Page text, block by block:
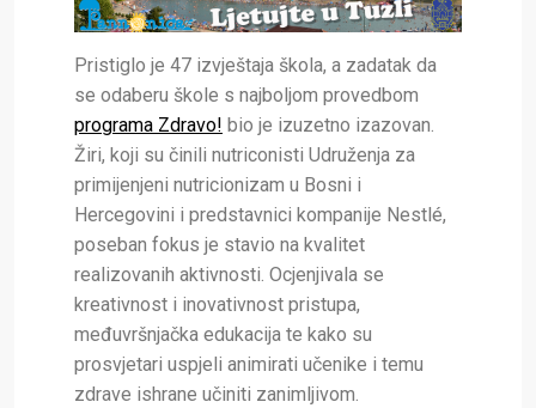
Pristiglo je 47 izvještaja škola, a zadatak da
se odaberu škole s najboljom provedbom
programa Zdravo! bio je izuzetno izazovan.
Žiri, koji su činili nutriconisti Udruženja za
primijenjeni nutricionizam u Bosni i
Hercegovini i predstavnici kompanije Nestlé,
poseban fokus je stavio na kvalitet
realizovanih aktivnosti. Ocjenjivala se
kreativnost i inovativnost pristupa,
međuvršnjačka edukacija te kako su
prosvjetari uspjeli animirati učenike i temu
zdrave ishrane učiniti zanimljivom.